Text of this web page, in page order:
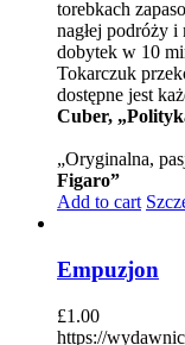
torebkach
nagłej podróży
dobytek w 10
Tokarczuk
dostępne jest
Cuber,
„Oryginalna,
Figaro”
Add to cart
Empuzjon
£1.00
https://